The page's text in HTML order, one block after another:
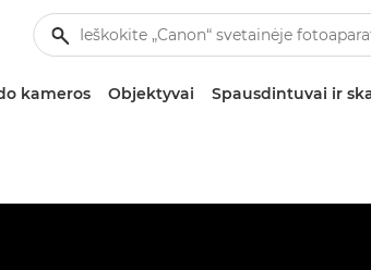
kameros Objektyvai Spausdintuvai ir